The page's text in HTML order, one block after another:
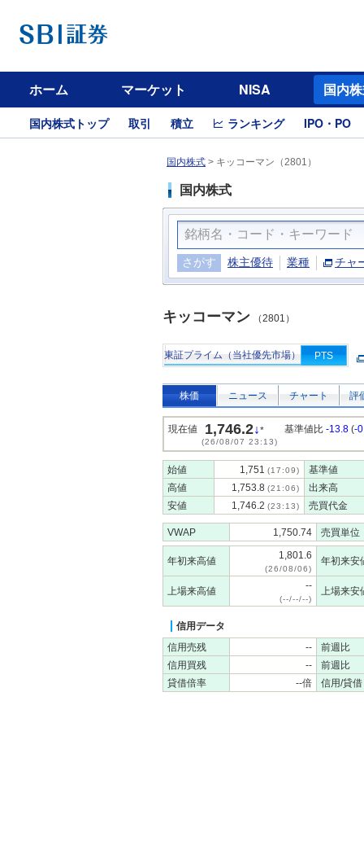
ホーム マーケット NISA 国内
国内株式トップ 取引 積立 ランキング IPO・PO
国内株式 > キッコーマン（2801）
国内株式
さがす 株主優待 業種 チャ
キッコーマン （2801）
東証プライム（当社優先市場） PTS
株価 ニュース チャート 評
現在値 1,746.2↓*
(26/08/07 23:13)
基準値比 -13.8 (-
始値 1,751 (17:09)
基準値
高値
1,753.8 (21:06)
出来高
安値
1,746.2 (23:13) 売買代金
VWAP 1,750.74 売買単位
年初来高値 1,801.6
(26/08/06)
年初来安
上場来高値 --
(--/--/--)
上場来安
信用データ
信用売残
--
前週比
信用買残
--
前週比
貸借倍率
--倍 信用/貸借